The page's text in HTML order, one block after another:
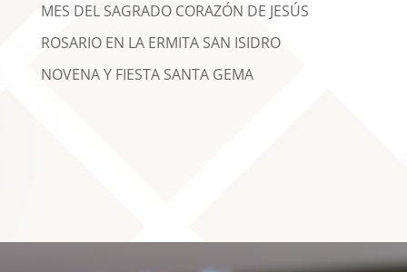
MES DEL SAGRADO CORAZÓN DE JESÚS
ROSARIO EN LA ERMITA SAN ISIDRO
NOVENA Y FIESTA SANTA GEMA